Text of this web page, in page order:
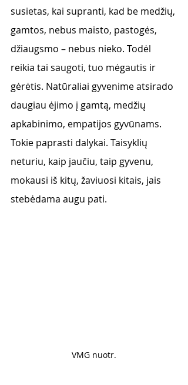
susietas, kai supranti, kad be medžių,
gamtos, nebus maisto, pastogės,
džiaugsmo – nebus nieko. Todėl
reikia tai saugoti, tuo mėgautis ir
gėrėtis. Natūraliai gyvenime atsirado
daugiau ėjimo į gamtą, medžių
apkabinimo, empatijos gyvūnams.
Tokie paprasti dalykai. Taisyklių
neturiu, kaip jaučiu, taip gyvenu,
mokausi iš kitų, žaviuosi kitais, jais
stebėdama augu pati.
VMG nuotr.